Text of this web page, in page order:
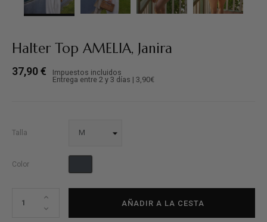
Halter Top AMELIA, Janira
37,90 €
Impuestos incluidos
Entrega entre 2 y 3 días | 3,90€
Talla
Color
AÑADIR A LA CESTA